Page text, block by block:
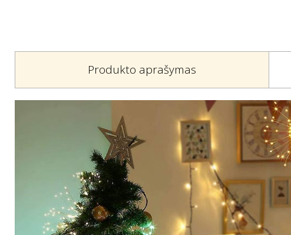
Produkto aprašymas